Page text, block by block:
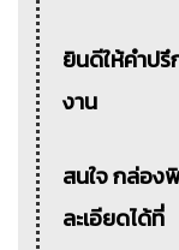
ยินดีให้คำปรึ
งาน
สนใจ กล่อง
ละเอียดได้ที่